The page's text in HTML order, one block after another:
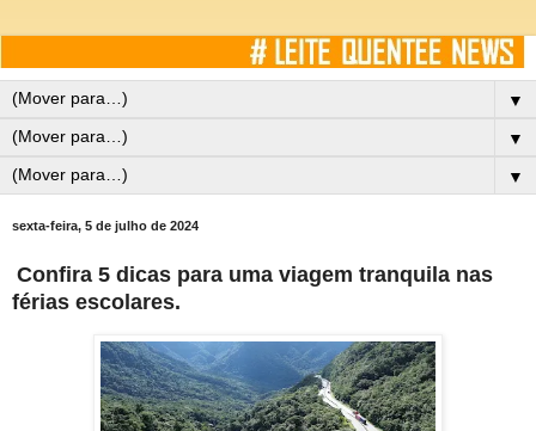
▼
▼
▼
sexta-feira, 5 de julho de 2024
Confira 5 dicas para uma viagem tranquila nas
férias escolares.